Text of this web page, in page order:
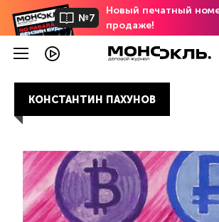
№7
Новый печатный
продаже!
КОНСТАНТИН ПАХУНОВ